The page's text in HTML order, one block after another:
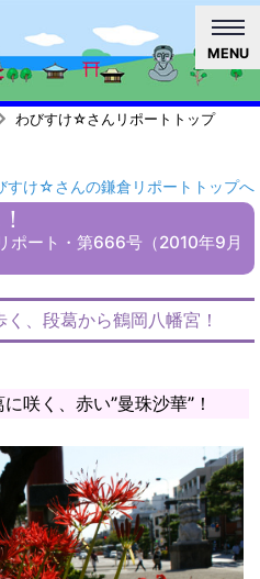
MENU
わびすけ☆さんリポートトップ
すけ☆さんの鎌倉リポートトップへ
ポート・第666号（2010年9月
、段葛から鶴岡八幡宮！
咲く、赤い”曼珠沙華”！